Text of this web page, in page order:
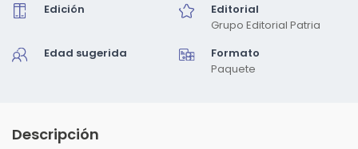
Edición
Editorial
Grupo Editorial Patria
Edad sugerida
Formato
Paquete
Descripción